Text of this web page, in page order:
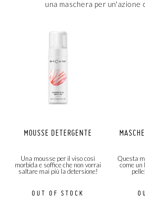
una maschera per un'azione
MOUSSE DETERGENTE
Una mousse per il viso così
morbida e soffice che non vorrai
saltare mai più la detersione!
OUT OF STOCK
Questa
come un